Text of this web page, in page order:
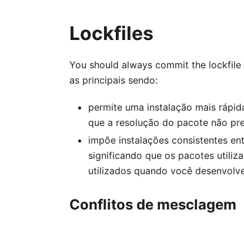
Lockfiles
You should always commit the lockfile
as principais sendo:
permite uma instalação mais
que a resolução do pacote não
impõe instalações consistentes
significando que os pacotes
utilizados quando você
Conflitos de mesclagem